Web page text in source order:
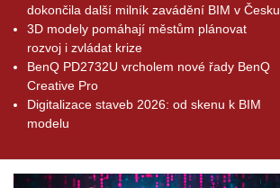
dokončila další milník zavádění BIM v Česku
3D modely pomáhají městům plánovat
rozvoj i zvládat krize
BenQ PD2732U vrcholem nové řady BenQ
Creative Pro
Digitalizace staveb 2026: od skenu k BIM
modelu